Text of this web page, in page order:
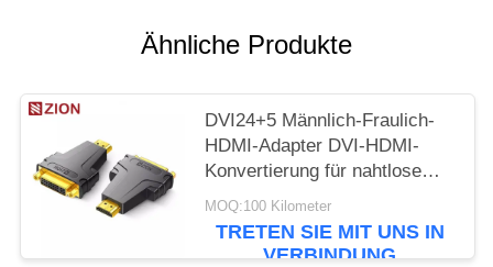
Ähnliche Produkte
DVI24+5 Männlich-Fraulich-
HDMI-Adapter DVI-HDMI-
Konvertierung für nahtlose
Verbindung
MOQ:100 Kilometer
TRETEN SIE MIT UNS IN
VERBINDUNG